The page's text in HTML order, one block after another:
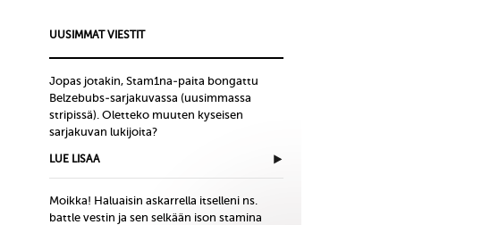
UUSIMMAT VIESTIT
Jopas jotakin, Stam1na-paita bongattu
Belzebubs-sarjakuvassa (uusimmassa
stripissä). Oletteko muuten kyseisen
sarjakuvan lukijoita?
LUE LISAA
Moikka! Haluaisin askarrella itselleni ns.
battle vestin ja sen selkään ison stamina